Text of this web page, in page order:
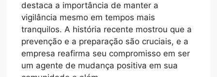
destaca a importância de manter a
vigilância mesmo em tempos mais
tranquilos. A história recente mostrou que a
prevenção e a preparação são cruciais, e a
empresa reafirma seu compromisso em ser
um agente de mudança positiva em sua